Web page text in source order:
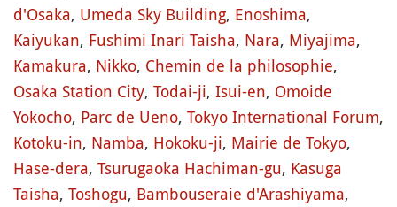
d'Osaka, Umeda Sky Building, Enoshima,
Kaiyukan, Fushimi Inari Taisha, Nara, Miyajima,
Kamakura, Nikko, Chemin de la philosophie,
Osaka Station City, Todai-ji, Isui-en, Omoide
Yokocho, Parc de Ueno, Tokyo International Forum,
Kotoku-in, Namba, Hokoku-ji, Mairie de Tokyo,
Hase-dera, Tsurugaoka Hachiman-gu, Kasuga
Taisha, Toshogu, Bambouseraie d'Arashiyama,